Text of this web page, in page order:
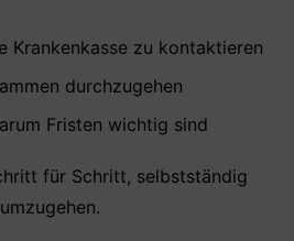
Krankenkasse zu kontaktieren
durchzugehen
Fristen wichtig sind
für Schritt, selbstständig